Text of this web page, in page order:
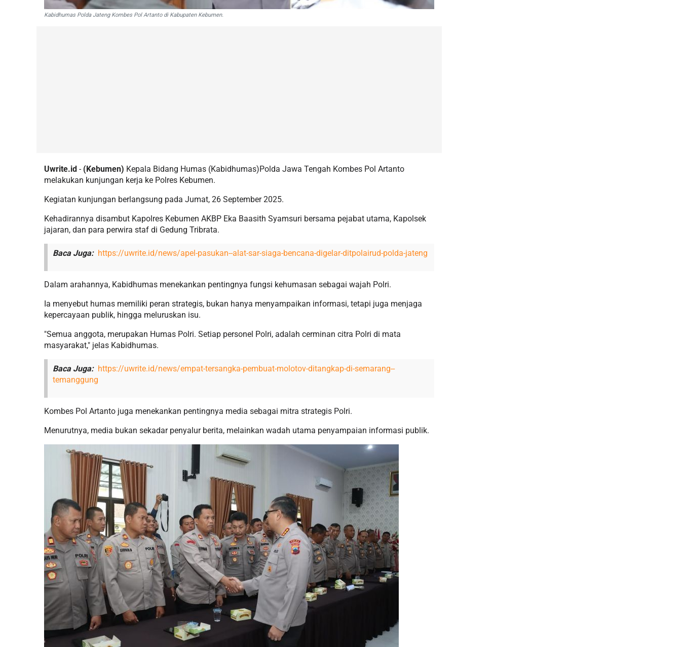
Kabidhumas Polda Jateng Kombes Pol Artanto di Kabupaten Kebumen.
Uwrite.id - (Kebumen) Kepala Bidang Humas (Kabidhumas)Polda Jawa Tengah Kombes Pol Artanto
melakukan kunjungan kerja ke Polres Kebumen.
Kegiatan kunjungan berlangsung pada Jumat, 26 September 2025.
Kehadirannya disambut Kapolres Kebumen AKBP Eka Baasith Syamsuri bersama pejabat utama, Kapolsek
jajaran, dan para perwira staf di Gedung Tribrata.
Baca Juga: https://uwrite.id/news/apel-pasukan--alat-sar-siaga-bencana-digelar-ditpolairud-polda-jateng
Dalam arahannya, Kabidhumas menekankan pentingnya fungsi kehumasan sebagai wajah Polri.
Ia menyebut humas memiliki peran strategis, bukan hanya menyampaikan informasi, tetapi juga menjaga
kepercayaan publik, hingga meluruskan isu.
"Semua anggota, merupakan Humas Polri. Setiap personel Polri, adalah cerminan citra Polri di mata
masyarakat," jelas Kabidhumas.
Baca Juga: https://uwrite.id/news/empat-tersangka-pembuat-molotov-ditangkap-di-semarang--
temanggung
Kombes Pol Artanto juga menekankan pentingnya media sebagai mitra strategis Polri.
Menurutnya, media bukan sekadar penyalur berita, melainkan wadah utama penyampaian informasi publik.